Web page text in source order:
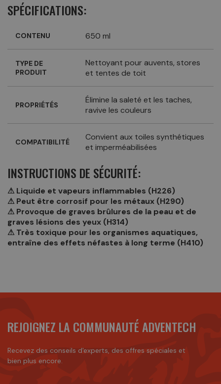
SPÉCIFICATIONS:
CONTENU 650 ml
TYPE DE
PRODUIT
Nettoyant pour auvents, stores
et tentes de toit
PROPRIÉTÉS
Élimine la saleté et les taches,
ravive les couleurs
COMPATIBILITÉ
Convient aux toiles synthétiques
et imperméabilisées
INSTRUCTIONS DE SÉCURITÉ:
⚠ Liquide et vapeurs inflammables (H226)
⚠ Peut être corrosif pour les métaux (H290)
⚠ Provoque de graves brûlures de la peau et de
graves lésions des yeux (H314)
⚠ Très toxique pour les organismes aquatiques,
entraîne des effets néfastes à long terme (H410)
REJOIGNEZ LA COMMUNAUTÉ ADVENTECH
Recevez des conseils d'experts, des offres spéciales et
bien plus encore.